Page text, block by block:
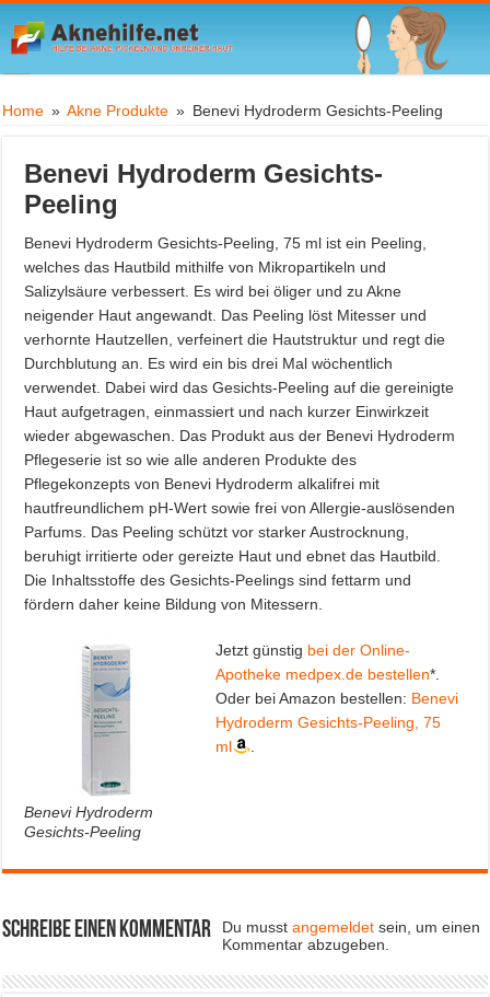
Home » Akne Produkte » Benevi Hydroderm Gesichts-Peeling
Benevi Hydroderm Gesichts-
Peeling
Benevi Hydroderm Gesichts-Peeling, 75 ml ist ein Peeling,
welches das Hautbild mithilfe von Mikropartikeln und
Salizylsäure verbessert. Es wird bei öliger und zu Akne
neigender Haut angewandt. Das Peeling löst Mitesser und
verhornte Hautzellen, verfeinert die Hautstruktur und regt die
Durchblutung an. Es wird ein bis drei Mal wöchentlich
verwendet. Dabei wird das Gesichts-Peeling auf die gereinigte
Haut aufgetragen, einmassiert und nach kurzer Einwirkzeit
wieder abgewaschen. Das Produkt aus der Benevi Hydroderm
Pflegeserie ist so wie alle anderen Produkte des
Pflegekonzepts von Benevi Hydroderm alkalifrei mit
hautfreundlichem pH-Wert sowie frei von Allergie-auslösenden
Parfums. Das Peeling schützt vor starker Austrocknung,
beruhigt irritierte oder gereizte Haut und ebnet das Hautbild.
Die Inhaltsstoffe des Gesichts-Peelings sind fettarm und
fördern daher keine Bildung von Mitessern.
Benevi Hydroderm
Gesichts-Peeling
Jetzt günstig bei der Online-
Apotheke medpex.de bestellen*.
Oder bei Amazon bestellen: Benevi
Hydroderm Gesichts-Peeling, 75
ml
Schreibe einen Kommentar Du musstangemeldet sein, um einen
Kommentar abzugeben.